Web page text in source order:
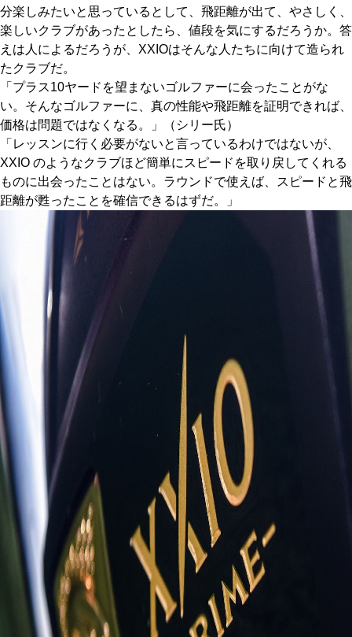
分楽しみたいと思っているとして、飛距離が出て、やさしく、
楽しいクラブがあったとしたら、値段を気にするだろうか。答
えは人によるだろうが、XXIOはそんな人たちに向けて造られ
たクラブだ。
「プラス10ヤードを望まないゴルファーに会ったことがな
い。そんなゴルファーに、真の性能や飛距離を証明できれば、
価格は問題ではなくなる。」（シリー氏）
「レッスンに行く必要がないと言っているわけではないが、
XXIO のようなクラブほど簡単にスピードを取り戻してくれる
ものに出会ったことはない。ラウンドで使えば、スピードと飛
距離が甦ったことを確信できるはずだ。」